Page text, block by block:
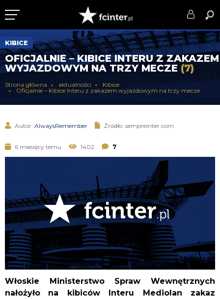
KLUB
DRUŻYNA
SERIE A
PUCHARY
DLA TIFOSICH
SERWIS
KIBICE
OFICJALNIE – KIBICE INTERU Z ZAKAZEM
WYJAZDOWYM NA TRZY MECZE (7)
Strona główna aktualności
Kibice
Oficjalnie – Kibice Interu z zakazem wyjazdowym na trzy mecze
Autor: AlwaysRemember Źródło: sempreinter.com
6 miesięcy temu 1402 7
Włoskie Ministerstwo Spraw Wewnętrznych
nałożyło
na kibiców Interu Mediolan zakaz